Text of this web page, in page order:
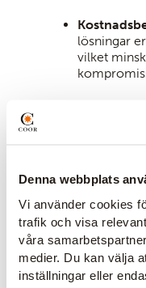
Denna webbplats
Vi använder cookies
trafik och visa
våra
medier. Du kan välja
inställningar eller
lösningar
vilket
effektivt, är
sänker dina